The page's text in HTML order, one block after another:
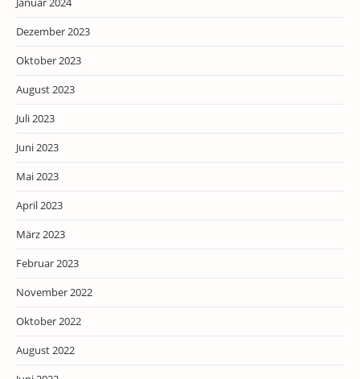
Dezember 2023
Oktober 2023
August 2023
Juli 2023
Juni 2023
Mai 2023
April 2023
März 2023
Februar 2023
November 2022
Oktober 2022
August 2022